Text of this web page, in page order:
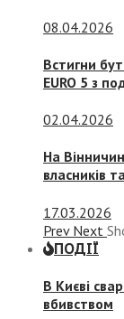
08.04.2026
Встигни
EURO 5 з
02.04.2026
На
власників
17.03.2026
Prev Next
ПОДІЇ
В Києві
вбивством